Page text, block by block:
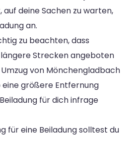
deine Sachen zu warten,
an.
zu beachten, dass
Strecken angeboten
von Mönchengladbach
größere Entfernung
für dich infrage
für eine Beiladung solltest du